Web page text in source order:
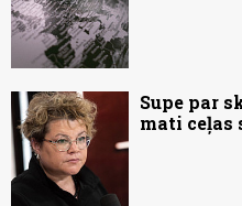
Supe par
mati ceļas